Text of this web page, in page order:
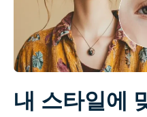
옷 교환기
AI 베이비
AI 필터
내 스타일에